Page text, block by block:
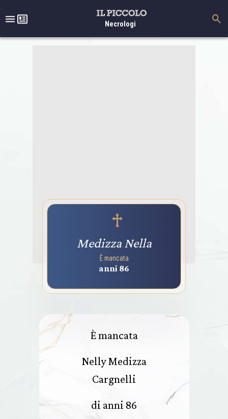
Necrologi
Medizza Nella
È mancata
anni 86
È mancata
Nelly Medizza
Cargnelli
di anni 86